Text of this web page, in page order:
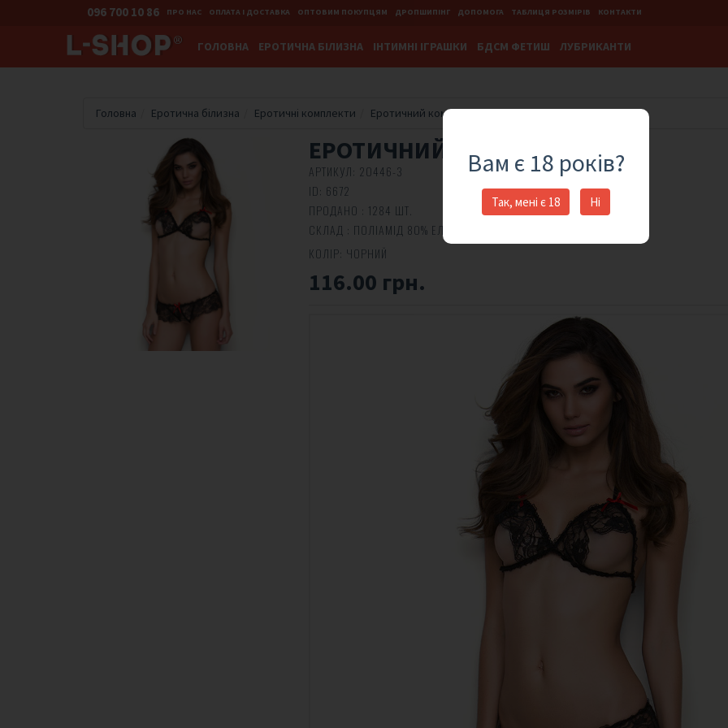
Вам є 18 років?
Так, мені є 18 Ні
096 700 10 86 ПРО НАС ОПЛАТА І ДОСТАВКА ОПТОВИМ ПОКУПЦЯМ ДРОПШИПІНГ ДОПОМОГА ТАБЛИЦЯ РОЗМІРІВ КОНТАКТИ
ГОЛОВНА ЕРОТИЧНА БІЛИЗНА IНТИМНІ ІГРАШКИ БДСМ ФЕТИШ ЛУБРИКАНТИ
Головна Еротична білизна Еротичні комплекти Еротичний комплект 6672
ЕРОТИЧНИЙ КОМПЛЕКТ
АРТИКУЛ: 20446-3
ID: 6672
ПРОДАНО : 1284 ШТ.
СКЛАД : ПОЛІАМІД 80% ЕЛАСТАН 20%
КОЛІР: ЧОРНИЙ
116.00 грн.